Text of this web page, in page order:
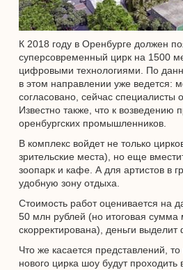
К 2018 году в Оренбурге должен
суперсовременный цирк на 1500
цифровыми технологиями. По
в этом направлении уже ведется:
согласовано, сейчас специалисты
Известно также, что к возведению
оренбургских промышленников.
В комплекс войдет не только
зрительские места), но еще
зоопарк и кафе. А для артистов в
удобную зону отдыха.
Стоимость работ оценивается на
50 млн рублей (но итоговая сумма
скорректирована), деньги
Что же касается представлений,
нового цирка шоу будут проходить